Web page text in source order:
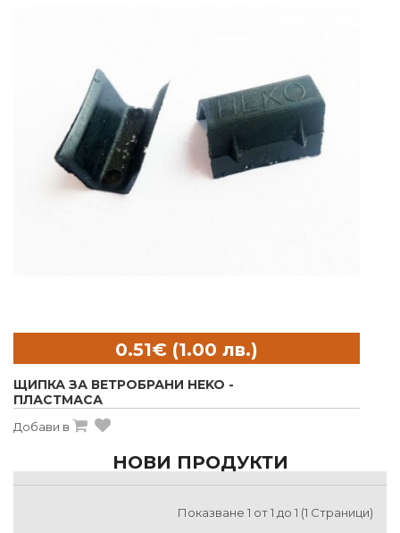
ЩИПКА ЗА ВЕТРОБРАНИ HEKO -
ПЛАСТМАСА
Добави в
Показване 1 от 1 до 1 (1 Страници)
НОВИ ПРОДУКТИ